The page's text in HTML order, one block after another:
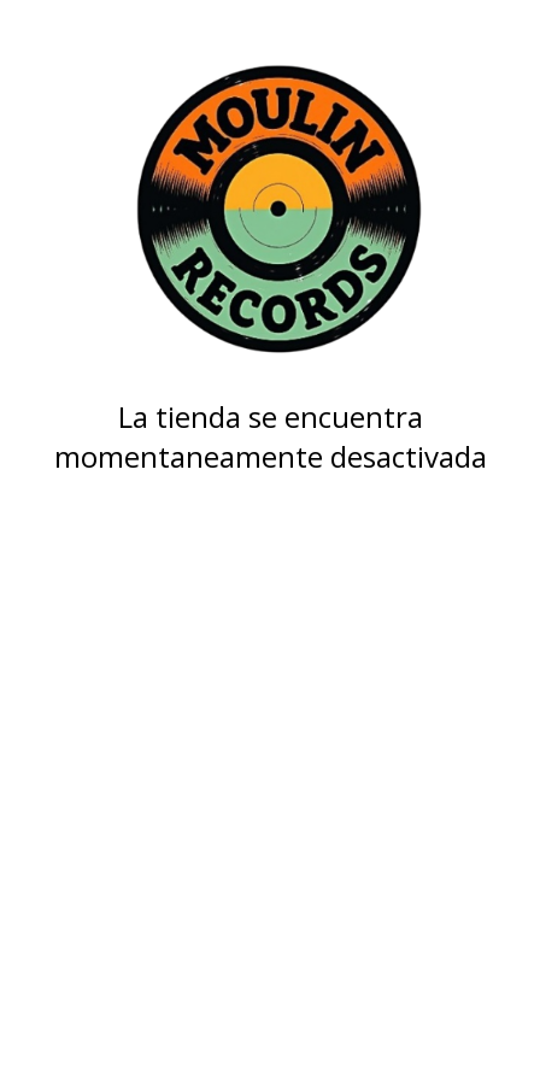
La tienda se encuentra
momentaneamente desactivada